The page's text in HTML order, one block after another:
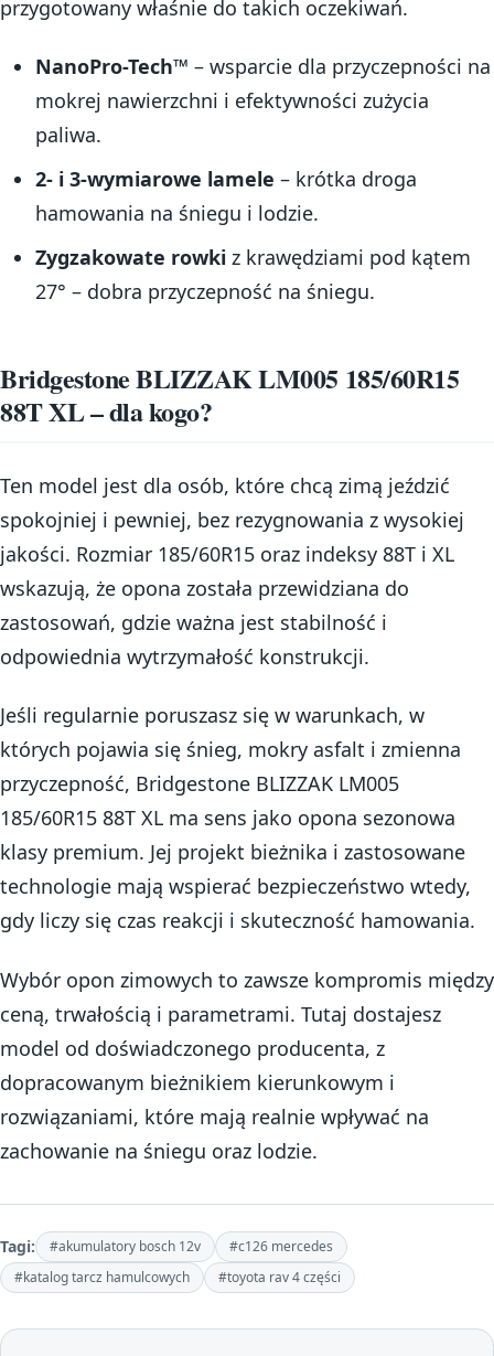
przygotowany właśnie do takich oczekiwań.
NanoPro-Tech™ – wsparcie dla przyczepności na
mokrej nawierzchni i efektywności zużycia
paliwa.
2- i 3-wymiarowe lamele – krótka droga
hamowania na śniegu i lodzie.
Zygzakowate rowkiz krawędziami pod kątem
27° – dobra przyczepność na śniegu.
Bridgestone BLIZZAK LM005 185/60R15
88T XL – dla kogo?
Ten model jest dla osób, które chcą zimą jeździć
spokojniej i pewniej, bez rezygnowania z wysokiej
jakości. Rozmiar 185/60R15 oraz indeksy 88T i XL
wskazują, że opona została przewidziana do
zastosowań, gdzie ważna jest stabilność i
odpowiednia wytrzymałość konstrukcji.
Jeśli regularnie poruszasz się w warunkach, w
których pojawia się śnieg, mokry asfalt i zmienna
przyczepność, Bridgestone BLIZZAK LM005
185/60R15 88T XL ma sens jako opona sezonowa
klasy premium. Jej projekt bieżnika i zastosowane
technologie mają wspierać bezpieczeństwo wtedy,
gdy liczy się czas reakcji i skuteczność hamowania.
Wybór opon zimowych to zawsze kompromis między
ceną, trwałością i parametrami. Tutaj dostajesz
model od doświadczonego producenta, z
dopracowanym bieżnikiem kierunkowym i
rozwiązaniami, które mają realnie wpływać na
zachowanie na śniegu oraz lodzie.
Tagi: #akumulatory bosch 12v
#c126 mercedes
#katalog tarcz hamulcowych
#toyota rav 4 części